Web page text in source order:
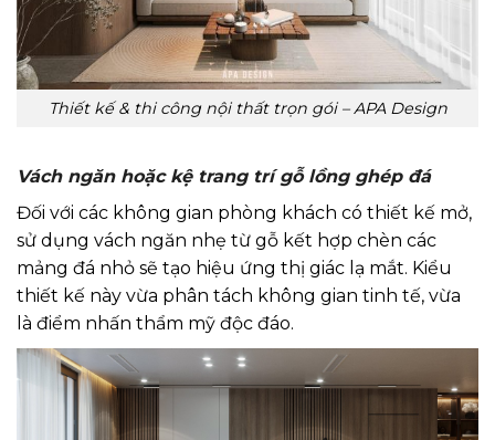
Thiết kế & thi công nội thất trọn gói – APA Design
Vách ngăn hoặc kệ trang trí gỗ lồng ghép đá
Đối với các không gian phòng khách có thiết kế mở,
sử dụng vách ngăn nhẹ từ gỗ kết hợp chèn các
mảng đá nhỏ sẽ tạo hiệu ứng thị giác lạ mắt. Kiểu
thiết kế này vừa phân tách không gian tinh tế, vừa
là điểm nhấn thẩm mỹ độc đáo.